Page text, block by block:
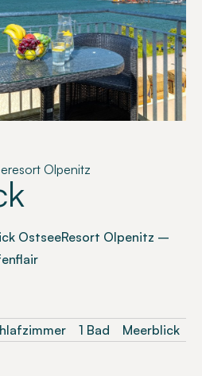
Olpenitz
OstseeResort Olpenitz –
1 Bad Meerblick